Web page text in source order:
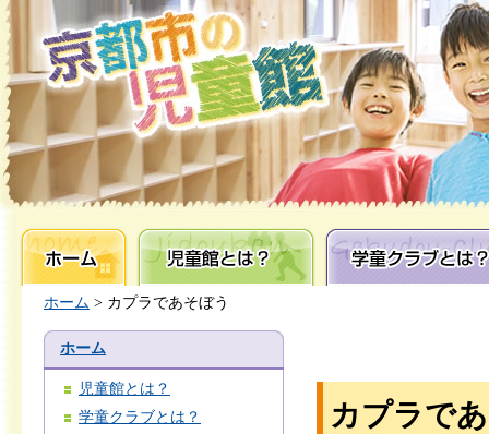
ホーム 児童館とは？ 学童クラブとは？
ホーム > カプラであそぼう
ホーム
児童館とは？
学童クラブとは？
カプラで